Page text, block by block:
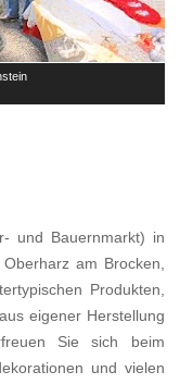
und Bauernmarkt) in
am Brocken,
Produkten,
eigener Herstellung
Sie sich beim
und vielen